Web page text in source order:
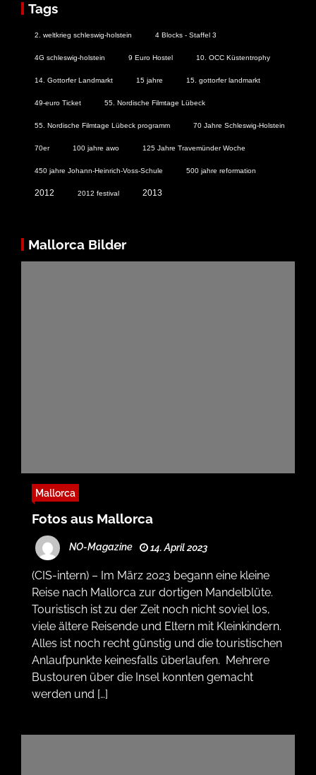
Tags
2. weltkrieg schleswig-holstein 4 Blocks - Staffel 3
4G schleswig-holstein 9 Euro Hostel 10. OCC Küstentrophy
14. Gottorfer Landmarkt 15 jahre 15. gottorfer landmarkt
49-euro Ticket 55. Nordische Filmtage Lübeck
55. Nordische Filmtage Lübeck programm 70 Jahre Schleswig-Holstein
70er 100 jahre awo 125 Jahre Travemünder Woche
450 jahre Johann-Heinrich-Voss-Schule 500 jahre reformation
2012 2012 festival 2013
Mallorca Bilder
Mallorca
Fotos aus Mallorca
NO-Magazine 14. April 2023
(CIS-intern) – Im März 2023 begann eine kleine
Reise nach Mallorca zur dortigen Mandelblüte.
Touristisch ist zu der Zeit noch nicht soviel los,
viele ältere Reisende und Eltern mit Kleinkindern.
Alles ist noch recht günstig und die touristischen
Anlaufpunkte keinesfalls überlaufen. Mehrere
Bustouren über die Insel konnten gemacht
werden und […]